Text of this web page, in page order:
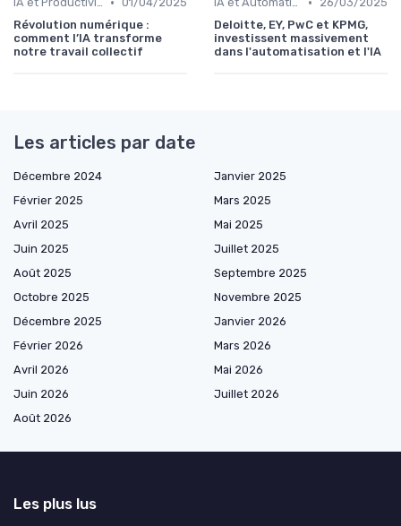
Révolution numérique :
comment l’IA transforme
notre travail collectif
Deloitte, EY, PwC et KPMG,
investissent massivement
dans l'automatisation et l'IA
Les articles par date
Décembre 2024
Janvier 2025
Février 2025
Mars 2025
Avril 2025
Mai 2025
Juin 2025
Juillet 2025
Août 2025
Septembre 2025
Octobre 2025
Novembre 2025
Décembre 2025
Janvier 2026
Février 2026
Mars 2026
Avril 2026
Mai 2026
Juin 2026
Juillet 2026
Août 2026
Les plus lus